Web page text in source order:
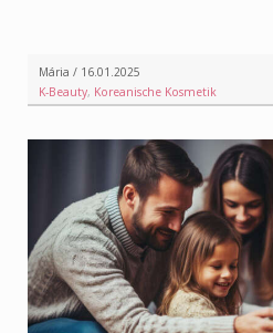
Mária / 16.01.2025
K-Beauty, Koreanische Kosmetik